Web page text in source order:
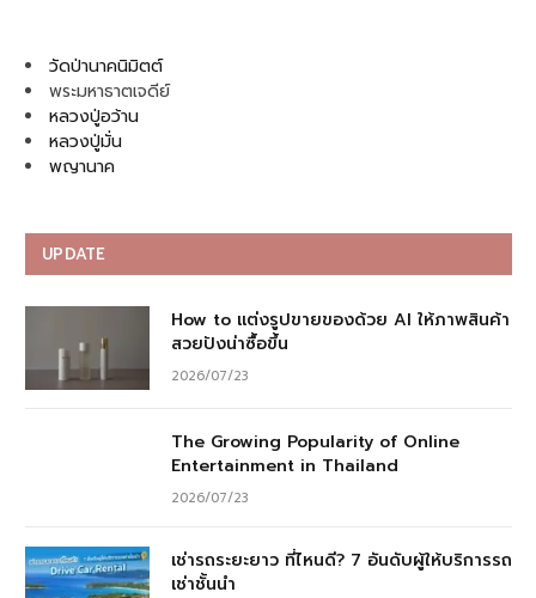
วัดป่านาคนิมิตต์
พระมหาธาตเจดีย์
หลวงปู่อว้าน
หลวงปู่มั่น
พญานาค
UPDATE
How to แต่งรูปขายของด้วย AI ให้ภาพสินค้า
สวยปังน่าซื้อขึ้น
2026/07/23
The Growing Popularity of Online
Entertainment in Thailand
2026/07/23
เช่ารถระยะยาว ที่ไหนดี? 7 อันดับผู้ให้บริการรถ
เช่าชั้นนำ